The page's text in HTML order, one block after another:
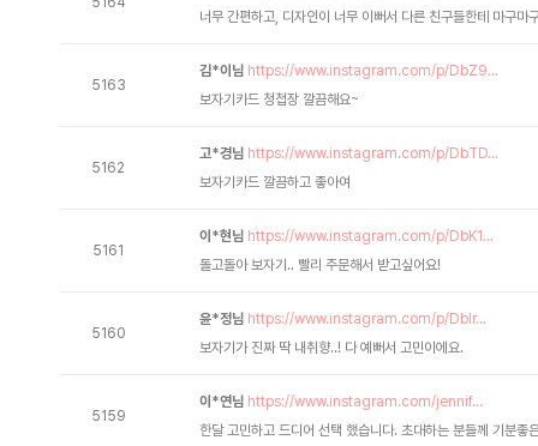
너무 간편하고, 디자인이 너무 이뻐서 다른 친구들한테 마구마
5163
김*이님 https://www.instagram.com/p/DbZ9...
보자기카드 청첩장 깔끔해요~
5162
고*경님 https://www.instagram.com/p/DbTD...
보자기카드 깔끔하고 좋아여
5161
이*현님 https://www.instagram.com/p/DbK1...
돌고돌아 보자기.. 빨리 주문해서 받고싶어요!
5160
윤*정님 https://www.instagram.com/p/DbIr...
보자기가 진짜 딱 내취향..! 다 예뻐서 고민이에요.
5159
이*연님 https://www.instagram.com/jennif...
한달 고민하고 드디어 선택 했습니다. 초대하는 분들께 기분좋